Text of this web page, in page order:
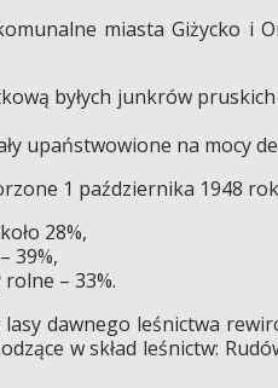
miasta Giżycko i
byłych junkrów pruskich
upaństwowione na mocy
1 października 1948
28%,
39%,
– 33%.
dawnego leśnictwa
w skład leśnictw: